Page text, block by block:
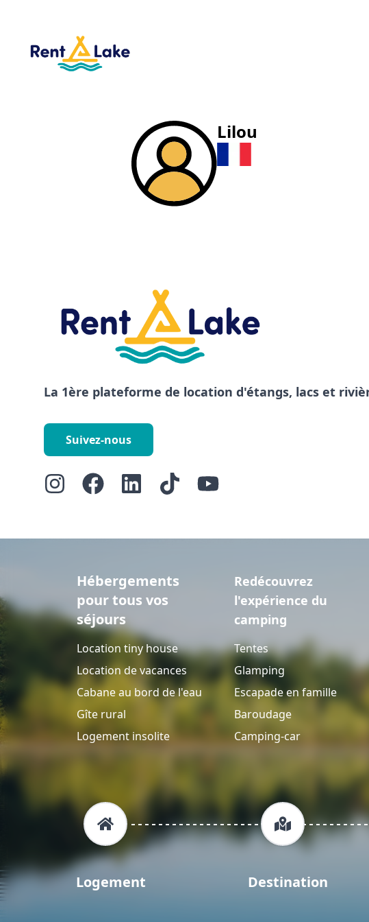
Lilou
La 1ère plateforme de location d'étangs, lacs et
Suivez-nous
Hébergements
pour tous vos
séjours
Location tiny house
Location de vacances
Cabane au bord de l'eau
Gîte rural
Logement insolite
Redécouvrez
l'expérience du
camping
Tentes
Glamping
Escapade en famille
Baroudage
Camping-car
Logement Destination